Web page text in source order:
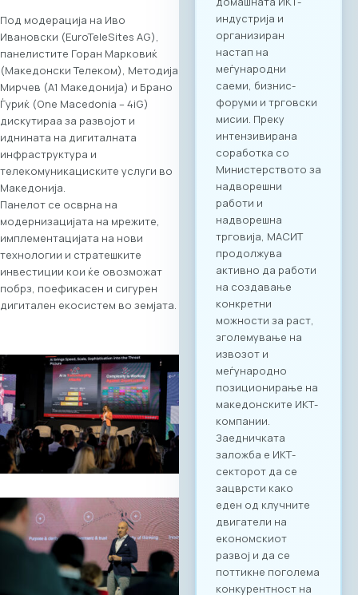
Под модерација на Иво
Ивановски (EuroTeleSites AG),
панелистите Горан Марковиќ
(Македонски Телеком), Методија
Мирчев (A1 Македонија) и Брано
Ѓуриќ (One Macedonia – 4iG)
дискутираа за развојот и
иднината на дигиталната
инфраструктура и
телекомуникациските услуги во
Македонија.
Панелот се осврна на
модернизацијата на мрежите,
имплементацијата на нови
технологии и стратешките
инвестиции кои ќе овозможат
побрз, поефикасен и сигурен
дигитален екосистем во земјата.
стратешка можност
за македонските
компании да
остварат директен
контакт со повеќе
од 20 реномирани
грчки ИКТ компании
кои доаѓаат во
Скопје со цел
воспоставување
конкретна деловна
соработка.
конципиран да
поттикне не само
соработка во
рамки на
технолошкиот
сектор, туку и
меѓусекторско
поврзување. Покрај
ИКТ секторот, на
настанот се
очекува присуство
на компании од
различни
индустрии, со што
се отвора широк
дигитализација на
бизнис процесите
и директни средби
помеѓу домашните
ИКТ добавувачи и
потенцијални